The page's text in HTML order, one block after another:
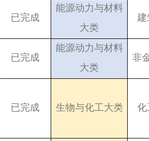
已完成
能源动力与材料
大类
建
已完成
能源动力与材料
大类
非
已完成 生物与化工大类 化